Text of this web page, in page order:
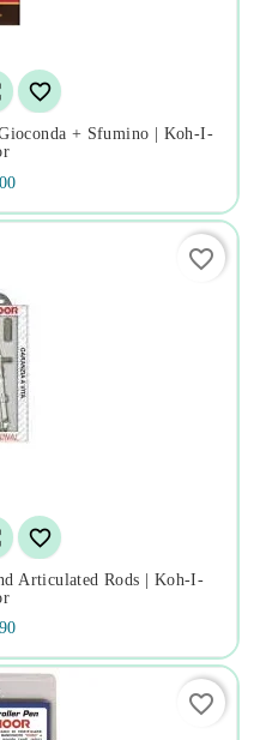

+ Sfumino | Koh-I-

Articulated Rods | Koh-I-
favorite_border
favorite_border